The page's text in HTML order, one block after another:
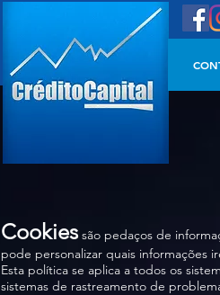
Cookies são pedaços de
pode personalizar quais informações
Esta política se aplica a todos os
sistemas de rastreamento de